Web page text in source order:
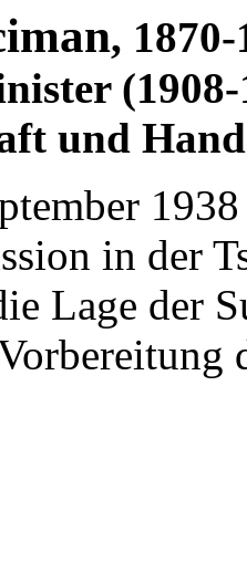
,
und
in der
Lage der